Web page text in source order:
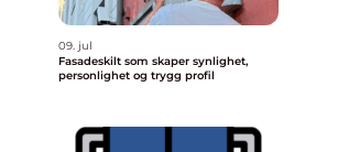
09. jul
Fasadeskilt som skaper synlighet,
personlighet og trygg profil